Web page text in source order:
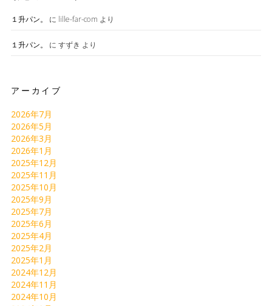
１升パン。 に lille-far-com より
１升パン。 に すずき より
アーカイブ
2026年7月
2026年5月
2026年3月
2026年1月
2025年12月
2025年11月
2025年10月
2025年9月
2025年7月
2025年6月
2025年4月
2025年2月
2025年1月
2024年12月
2024年11月
2024年10月